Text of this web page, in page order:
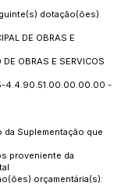
dotação(ões)
DE OBRAS E
OBRAS E SERVICOS
-4.4.90.51.00.00.00.00 -
da Suplementação que
proveniente da
orçamentária(s):